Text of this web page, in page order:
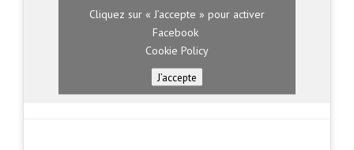
Cliquez sur « J’accepte » pour activer
Facebook
Cookie Policy
J’accepte